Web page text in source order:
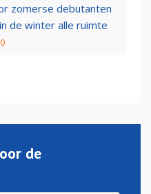
zomerse debutanten
de winter alle ruimte
de